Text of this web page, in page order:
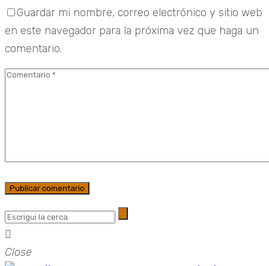
Guardar mi nombre, correo electrónico y sitio web
en este navegador para la próxima vez que haga un
comentario.
Close